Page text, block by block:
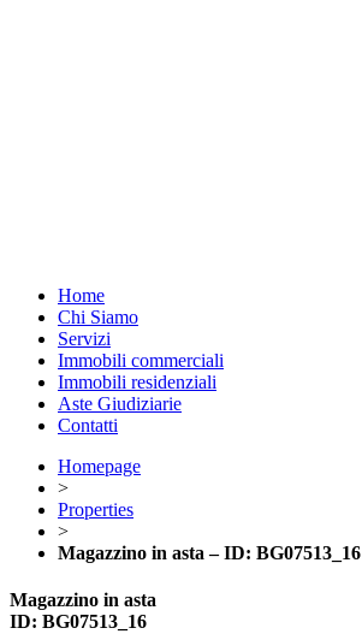
Home
Chi Siamo
Servizi
Immobili commerciali
Immobili residenziali
Aste Giudiziarie
Contatti
Homepage
>
Properties
>
Magazzino in asta – ID: BG07513_16
Magazzino in asta
ID: BG07513_16